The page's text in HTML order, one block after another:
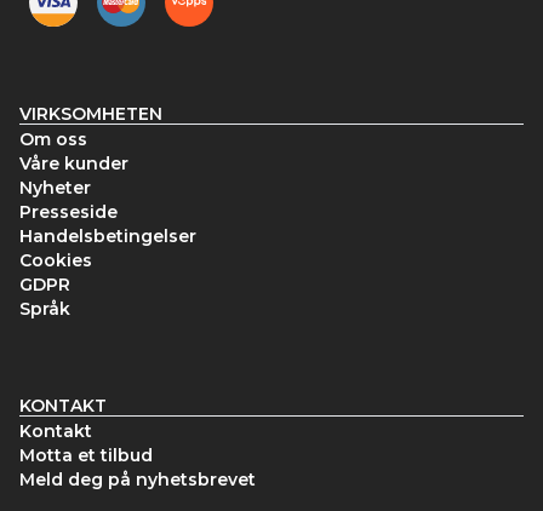
VIRKSOMHETEN
Om oss
Våre kunder
Nyheter
Presseside
Handelsbetingelser
Cookies
GDPR
Språk
KONTAKT
Kontakt
Motta et tilbud
Meld deg på nyhetsbrevet